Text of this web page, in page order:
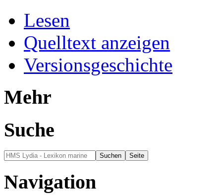
Lesen
Quelltext anzeigen
Versionsgeschichte
Mehr
Suche
Navigation